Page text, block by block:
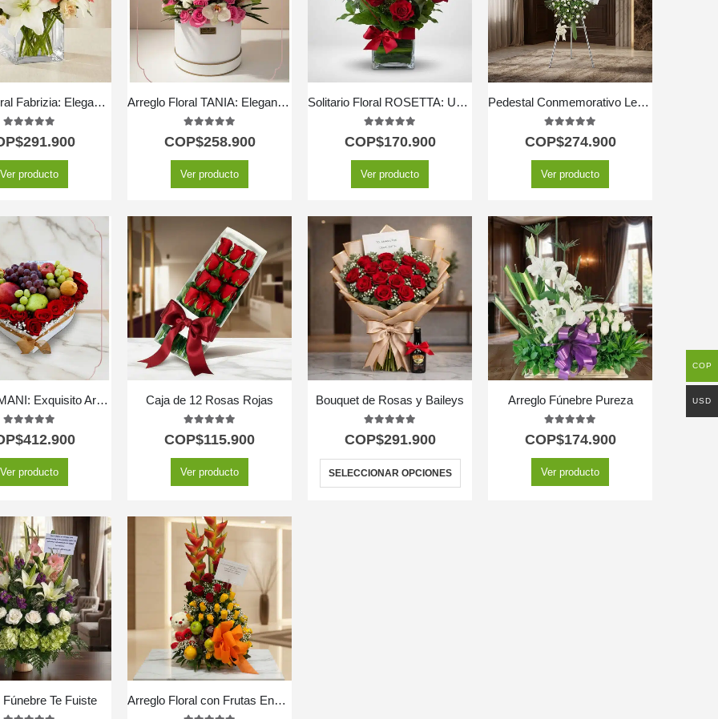
Jarron Floral Fabrizia: Elegancia en Rosas Rosadas y Lirios 🤍
5.00 291.900
Ver producto
Arreglo Floral TANIA: Elegancia en Caja con Rosas y Orquídeas 🤍
5.00
COP$258.900
Ver producto
Solitario Floral ROSETTA: Un Clásico de Seis Rosas Rojas 🌹
5.00
COP$170.900
Ver producto
Pedestal Conmemorativo Legado de Marcos 🕊️
5.00
COP$274.900
Ver producto
CAJA ARMANI: Exquisito Arreglo de Frutas y Rosas Rojas en Corazón 🌹
5.00 412.900
Ver producto
Caja de 12 Rosas Rojas
5.00
COP$115.900
Ver producto
Bouquet de Rosas y Baileys
5.00
COP$291.900
SELECCIONAR OPCIONES
Arreglo Fúnebre Pureza
5.00
COP$174.900
Ver producto
Te Fuiste Arreglo Floral con Frutas Encanto
COP
USD